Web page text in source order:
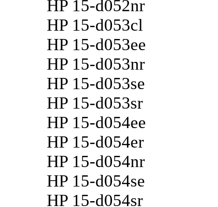
HP 15-d052nr
HP 15-d053cl
HP 15-d053ee
HP 15-d053nr
HP 15-d053se
HP 15-d053sr
HP 15-d054ee
HP 15-d054er
HP 15-d054nr
HP 15-d054se
HP 15-d054sr